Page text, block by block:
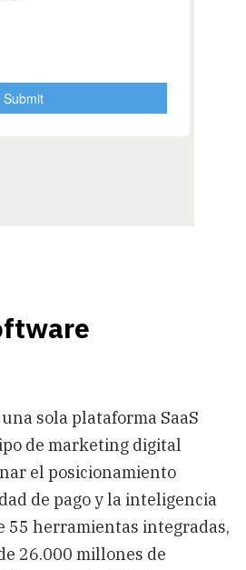
sola plataforma SaaS
de marketing digital
el posicionamiento
de pago y la inteligencia
55 herramientas integradas,
26.000 millones de